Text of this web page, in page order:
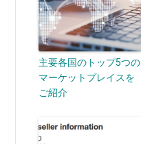
主要各国のトップ5つの
マーケットプレイスを
ご紹介